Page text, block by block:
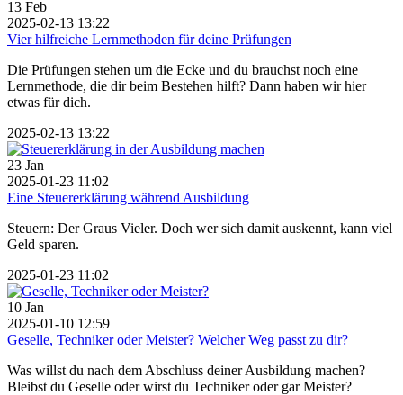
13 Feb
2025-02-13 13:22
Vier hilfreiche Lernmethoden für deine Prüfungen
Die Prüfungen stehen um die Ecke und du brauchst noch eine
Lernmethode, die dir beim Bestehen hilft? Dann haben wir hier
etwas für dich.
2025-02-13 13:22
23 Jan
2025-01-23 11:02
Eine Steuererklärung während Ausbildung
Steuern: Der Graus Vieler. Doch wer sich damit auskennt, kann viel
Geld sparen.
2025-01-23 11:02
10 Jan
2025-01-10 12:59
Geselle, Techniker oder Meister? Welcher Weg passt zu dir?
Was willst du nach dem Abschluss deiner Ausbildung machen?
Bleibst du Geselle oder wirst du Techniker oder gar Meister?